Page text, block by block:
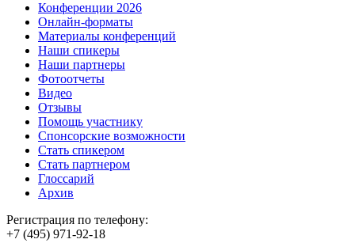
Конференции 2026
Онлайн-форматы
Материалы конференций
Наши спикеры
Наши партнеры
Фотоотчеты
Видео
Отзывы
Помощь участнику
Спонсорские возможности
Стать спикером
Стать партнером
Глоссарий
Архив
Регистрация по телефону:
+7 (495) 971-92-18